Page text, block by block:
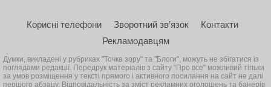
Корисні телефони Зворотний зв’язок
Контакти
Рекламодавцям
Думки, викладені у рубриках "Точка зору" та "Блоги", можуть не збігатися із
поглядами редакції. Передрук матеріалів з сайту "Про все" можливий тільки
за умов розміщення у тексті прямого і активного посилання на сайт не далі
першого абзацу. Відповідальність за зміст рекламних оголошень та банерів